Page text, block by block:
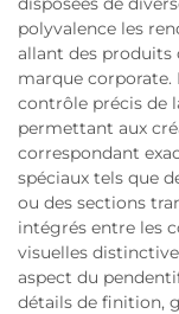
polyvalence les
allant des produits
marque
contrôle précis de
permettant aux
correspondant
spéciaux tels que
ou des sections
intégrés entre les
visuelles
aspect du
détails de finition,